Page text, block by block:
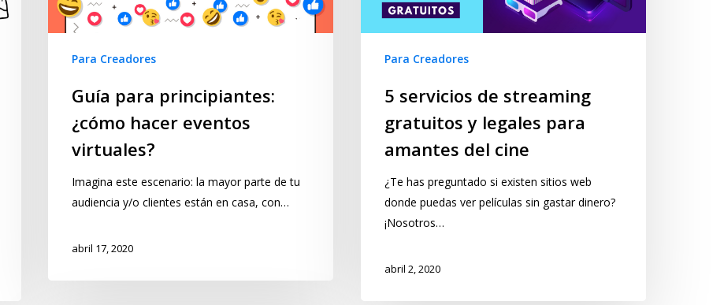
Para Creadores
Guía para principiantes:
¿cómo hacer eventos
virtuales?
Imagina este escenario: la mayor parte de tu
audiencia y/o clientes están en casa, con…
abril 17, 2020
Para Creadores
5 servicios de streaming
gratuitos y legales para
amantes del cine
¿Te has preguntado si existen sitios web
donde puedas ver películas sin gastar dinero?
¡Nosotros…
abril 2, 2020